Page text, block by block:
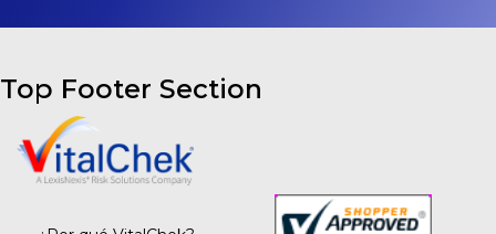
Top Footer Section